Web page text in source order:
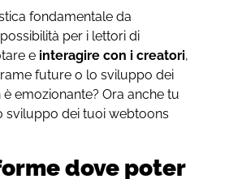
fondamentale da
per i lettori di
e interagire con i creatori,
future o lo sviluppo dei
emozionante? Ora anche tu
sviluppo dei tuoi webtoons
dove poter